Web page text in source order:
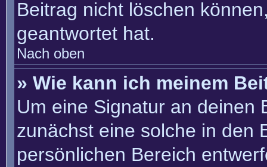
Beitrag nicht löschen
geantwortet hat.
Nach oben
» Wie kann ich meinem
Um eine Signatur an deinen
zunächst eine solche in den
persönlichen Bereich